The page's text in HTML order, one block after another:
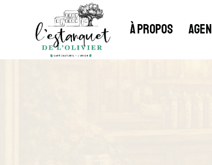
À PROPOS